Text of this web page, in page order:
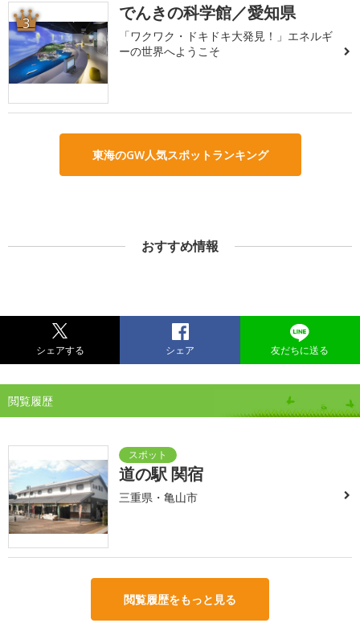
3 でんきの科学館／愛知県
「ワクワク・ドキドキ大発見！」エネルギ
ーの世界へようこそ
東海のGW人気スポットランキング
おすすめ情報
シェアする シェア 友だちに送る
閲覧履歴
道の駅 関宿
三重県・亀山市
閲覧履歴をもっと見る